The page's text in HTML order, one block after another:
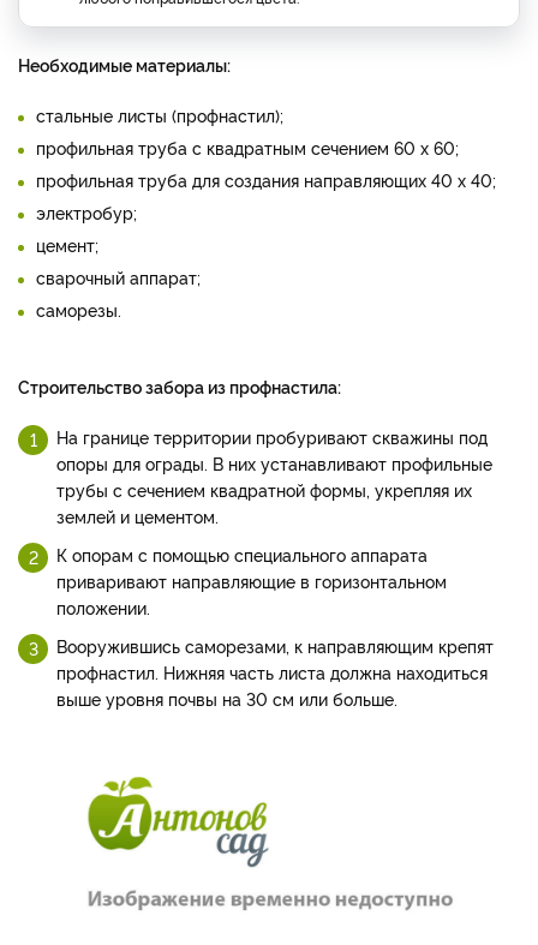
Необходимые материалы:
стальные листы (профнастил);
профильная труба с квадратным сечением 60 х 60;
профильная труба для создания направляющих 40 х 40;
электробур;
цемент;
сварочный аппарат;
саморезы.
Строительство забора из профнастила:
На границе территории пробуривают скважины под
опоры для ограды. В них устанавливают профильные
трубы с сечением квадратной формы, укрепляя их
землей и цементом.
К опорам с помощью специального аппарата
приваривают направляющие в горизонтальном
положении.
Вооружившись саморезами, к направляющим крепят
профнастил. Нижняя часть листа должна находиться
выше уровня почвы на 30 см или больше.